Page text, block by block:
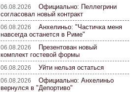
06.08.2026 Официально: Пеллегрини
согласовал новый контракт
06.08.2026 Анхелиньо: "Частичка меня
навсегда останется в Риме"
06.08.2026
Презентован новый
комплект гостевой формы
06.08.2026 Уйти нельзя остаться
06.08.2026 Официально: Анхелиньо
вернулся в "Депортиво"